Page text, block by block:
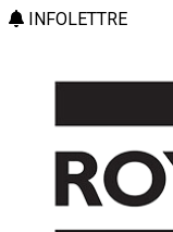
INFOLETTRE